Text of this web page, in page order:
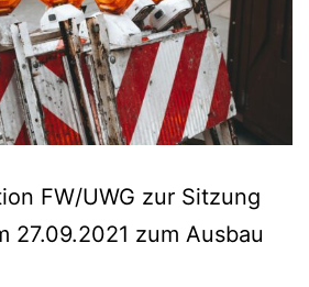
FW/UWG zur Sitzung
27.09.2021 zum Ausbau